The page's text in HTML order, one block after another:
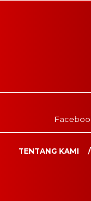
TENTANG KAMI